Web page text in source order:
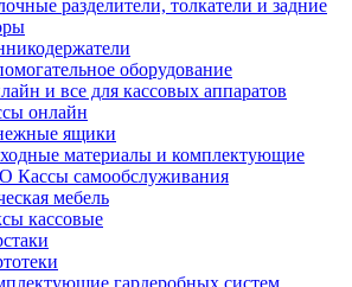
разделители, толкатели и задние
оборудование
и все для кассовых аппаратов
онлайн
ящики
материалы и комплектующие
Кассы самообслуживания
мебель
кассовые
гардеробных систем